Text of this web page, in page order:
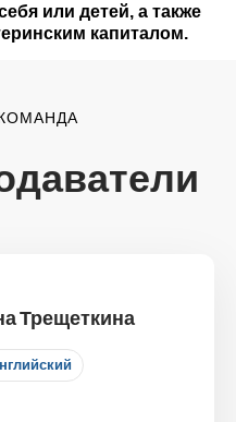
или детей, а также
капиталом.
Трещеткина